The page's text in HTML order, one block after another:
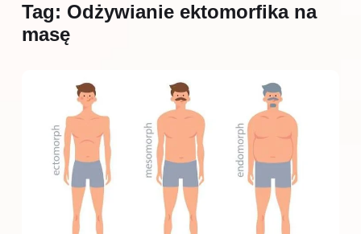
Tag: Odżywianie ektomorfika na
masę